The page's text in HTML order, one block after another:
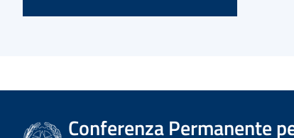
Conferenza Permanente